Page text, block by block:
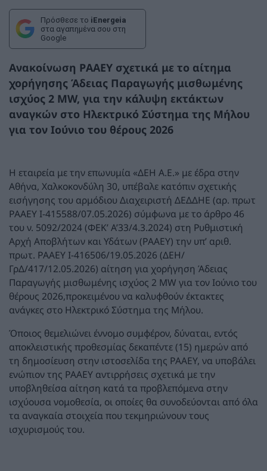
Πρόσθεσε το iEnergeia
στα αγαπημένα σου στη
Google
Ανακοίνωση ΡΑΑΕΥ σχετικά με το αίτημα
χορήγησης Άδειας Παραγωγής μισθωμένης
ισχύος 2 MW, για την κάλυψη εκτάκτων
αναγκών στο Ηλεκτρικό Σύστημα της Μήλου
για τον Ιούνιο του θέρους 2026
Η εταιρεία με την επωνυμία «ΔΕΗ Α.Ε.» με έδρα στην
Αθήνα, Χαλκοκονδύλη 30, υπέβαλε κατόπιν σχετικής
εισήγησης του αρμόδιου Διαχειριστή ΔΕΔΔΗΕ (αρ. πρωτ
ΡΑΑΕΥ Ι-415588/07.05.2026) σύμφωνα με το άρθρο 46
του ν. 5092/2024 (ΦΕΚ’ Α’33/4.3.2024) στη Ρυθμιστική
Αρχή Αποβλήτων και Υδάτων (ΡΑΑΕΥ) την υπ’ αριθ.
πρωτ. ΡΑΑΕΥ Ι-416506/19.05.2026 (ΔΕΗ/
ΓρΔ/417/12.05.2026) αίτηση για χορήγηση Άδειας
Παραγωγής μισθωμένης ισχύος 2 MW για τον Ιούνιο του
θέρους 2026,προκειμένου να καλυφθούν έκτακτες
ανάγκες στο Ηλεκτρικό Σύστημα της Μήλου.
Όποιος θεμελιώνει έννομο συμφέρον, δύναται, εντός
αποκλειστικής προθεσμίας δεκαπέντε (15) ημερών από
τη δημοσίευση στην ιστοσελίδα της ΡΑΑΕΥ, να υποβάλει
ενώπιον της ΡΑΑΕΥ αντιρρήσεις σχετικά με την
υποβληθείσα αίτηση κατά τα προβλεπόμενα στην
ισχύουσα νομοθεσία, οι οποίες θα συνοδεύονται από όλα
τα αναγκαία στοιχεία που τεκμηριώνουν τους
ισχυρισμούς του.